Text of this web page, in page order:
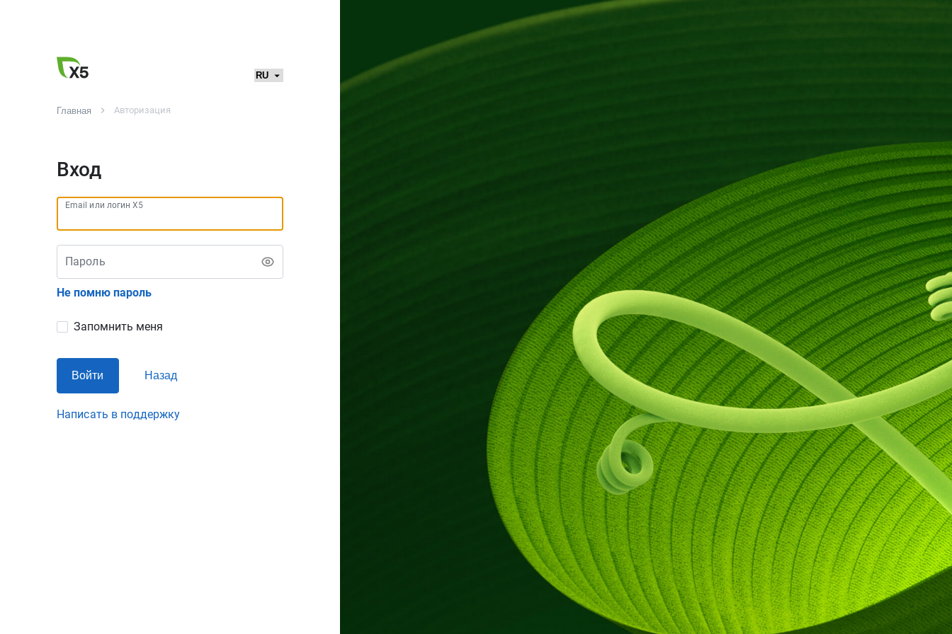
Главная Авторизация
Вход
Email или логин X5
Пароль
Не помню пароль
Запомнить меня
Войти Назад
Написать в поддержку